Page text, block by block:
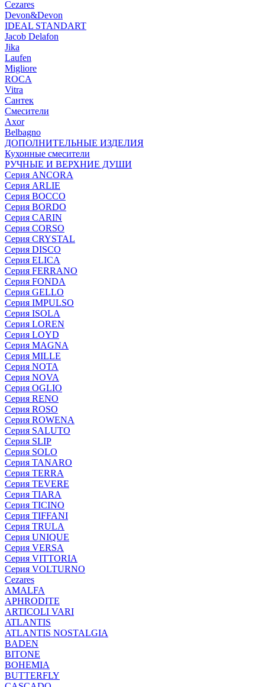
Cezares
Devon&Devon
IDEAL STANDART
Jacob Delafon
Jika
Laufen
Migliore
ROCA
Vitra
Сантек
Смесители
Axor
Belbagno
ДОПОЛНИТЕЛЬНЫЕ ИЗДЕЛИЯ
Кухонные смесители
РУЧНЫЕ И ВЕРХНИЕ ДУШИ
Серия ANCORA
Серия ARLIE
Серия BOCCO
Серия BORDO
Серия CARIN
Серия CORSO
Серия CRYSTAL
Серия DISCO
Серия ELICA
Серия FERRANO
Серия FONDA
Серия GELLO
Серия IMPULSO
Серия ISOLA
Серия LOREN
Серия LOYD
Серия MAGNA
Серия MILLE
Серия NOTA
Серия NOVA
Серия OGLIO
Серия RENO
Серия ROSO
Серия ROWENA
Серия SALUTO
Серия SLIP
Серия SOLO
Серия TANARO
Серия TERRA
Серия TEVERE
Серия TIARA
Серия TICINO
Серия TIFFANI
Серия TRULA
Серия UNIQUE
Серия VERSA
Серия VITTORIA
Серия VOLTURNO
Cezares
AMALFA
APHRODITE
ARTICOLI VARI
ATLANTIS
ATLANTIS NOSTALGIA
BADEN
BITONE
BOHEMIA
BUTTERFLY